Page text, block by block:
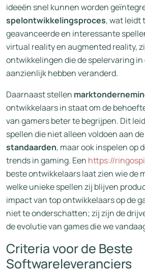
ideeën snel kunnen worden
spelontwikkelingsproces, wat leidt
geavanceerde en interessante
virtual reality en augmented reality,
ontwikkelingen die de spelervaring
aanzienlijk hebben veranderd.
Daarnaast stellen
ontwikkelaars in staat om de
van gamers beter te begrijpen. Dit
spellen die niet alleen voldoen aan
standaarden, maar ook inspelen op
trends in gaming. Een https://
beste ontwikkelaars laat zien wie de
welke unieke spellen zij blijven
impact van top ontwikkelaars op de
niet te onderschatten; zij zijn de
de evolutie van games die we
Criteria voor de Beste
Softwareleveranciers